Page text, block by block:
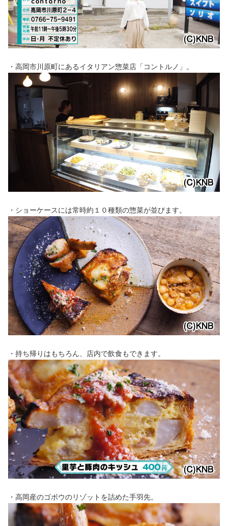
・高岡市川原町にあるイタリアン惣菜店「コントルノ」。
・ショーケースには常時約１０種類の惣菜が並びます。
・持ち帰りはもちろん、店内で飲食もできます。
・高岡産のゴボウのリゾットを詰めた手羽先。